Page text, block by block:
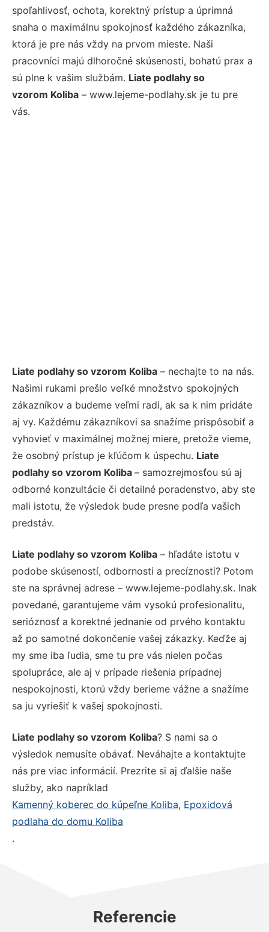
spoľahlivosť, ochota, korektný prístup a úprimná
snaha o maximálnu spokojnosť každého zákazníka,
ktorá je pre nás vždy na prvom mieste. Naši
pracovníci majú dlhoročné skúsenosti, bohatú prax a
sú plne k vašim službám. Liate podlahy so
vzorom Koliba – www.lejeme-podlahy.sk je tu pre
vás.
Liate podlahy so vzorom Koliba – nechajte to na nás.
Našimi rukami prešlo veľké množstvo spokojných
zákazníkov a budeme veľmi radi, ak sa k nim pridáte
aj vy. Každému zákazníkovi sa snažíme prispôsobiť a
vyhovieť v maximálnej možnej miere, pretože vieme,
že osobný prístup je kľúčom k úspechu. Liate
podlahy so vzorom Koliba – samozrejmosťou sú aj
odborné konzultácie či detailné poradenstvo, aby ste
mali istotu, že výsledok bude presne podľa vašich
predstáv.
Liate podlahy so vzorom Koliba – hľadáte istotu v
podobe skúseností, odbornosti a precíznosti? Potom
ste na správnej adrese – www.lejeme-podlahy.sk. Inak
povedané, garantujeme vám vysokú profesionalitu,
serióznosť a korektné jednanie od prvého kontaktu
až po samotné dokončenie vašej zákazky. Keďže aj
my sme iba ľudia, sme tu pre vás nielen počas
spolupráce, ale aj v prípade riešenia prípadnej
nespokojnosti, ktorú vždy berieme vážne a snažíme
sa ju vyriešiť k vašej spokojnosti.
Liate podlahy so vzorom Koliba? S nami sa o
výsledok nemusíte obávať. Neváhajte a kontaktujte
nás pre viac informácií. Prezrite si aj ďalšie naše
služby, ako napríklad
Kamenný koberec do kúpeľne Koliba, Epoxidová
podlaha do domu Koliba
.
Referencie